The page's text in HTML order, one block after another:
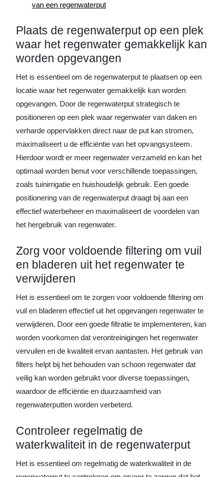
van een regenwaterput
Plaats de regenwaterput op een plek
waar het regenwater gemakkelijk kan
worden opgevangen
Het is essentieel om de regenwaterput te plaatsen op een
locatie waar het regenwater gemakkelijk kan worden
opgevangen. Door de regenwaterput strategisch te
positioneren op een plek waar regenwater van daken en
verharde oppervlakken direct naar de put kan stromen,
maximaliseert u de efficiëntie van het opvangsysteem.
Hierdoor wordt er meer regenwater verzameld en kan het
optimaal worden benut voor verschillende toepassingen,
zoals tuinirrigatie en huishoudelijk gebruik. Een goede
positionering van de regenwaterput draagt bij aan een
effectief waterbeheer en maximaliseert de voordelen van
het hergebruik van regenwater.
Zorg voor voldoende filtering om vuil
en bladeren uit het regenwater te
verwijderen
Het is essentieel om te zorgen voor voldoende filtering om
vuil en bladeren effectief uit het opgevangen regenwater te
verwijderen. Door een goede filtratie te implementeren, kan
worden voorkomen dat verontreinigingen het regenwater
vervuilen en de kwaliteit ervan aantasten. Het gebruik van
filters helpt bij het behouden van schoon regenwater dat
veilig kan worden gebruikt voor diverse toepassingen,
waardoor de efficiëntie en duurzaamheid van
regenwaterputten worden verbeterd.
Controleer regelmatig de
waterkwaliteit in de regenwaterput
Het is essentieel om regelmatig de waterkwaliteit in de